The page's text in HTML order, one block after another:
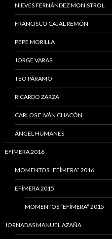
NIEVES FERNÁNDEZ MONISTROL
FRANCISCO CAJAL REMÓN
PEPE MORILLA
JORGE VARAS
TEO PÁRAMO
RICARDO ZARZA
CARLOS E IVÁN CHACÓN
ÁNGEL HUMANES
EFÍMERA 2016
MOMENTOS “EFÍMERA” 2016
EFÍMERA 2015
MOMENTOS “EFÍMERA” 2015
JORNADAS MANUEL AZAÑA